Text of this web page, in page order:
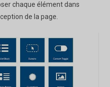
chaque élément dans
de la page.